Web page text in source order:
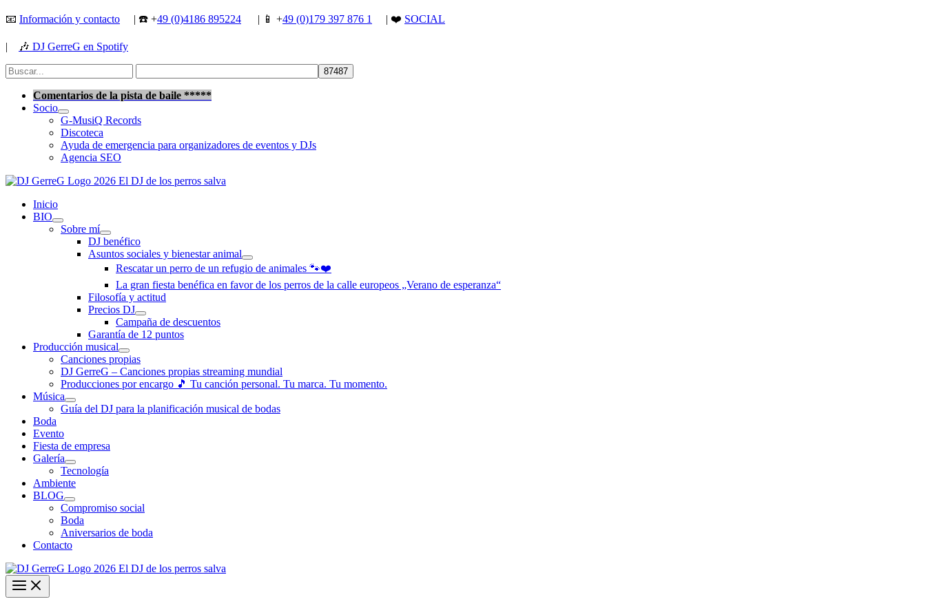
Ir
contenido
📧 Información y contacto | ☎️ +49 (0)4186 895224 | 📱 +49 (0)179 397 876 1 | ❤️ SOCIAL
| 🎶 DJ GerreG en Spotify
Buscar
por:
Comentarios de la pista de baile *****
Socio
G-MusiQ Records
Discoteca
Ayuda de emergencia para organizadores de eventos y DJs
Agencia SEO
Inicio
BIO
Sobre mí
DJ benéfico
Asuntos sociales y bienestar animal
Rescatar un perro de un refugio de animales 🐾❤️
La gran fiesta benéfica en favor de los perros de la calle europeos „Verano de esperanza“
Filosofía y actitud
Precios DJ
Campaña de descuentos
Garantía de 12 puntos
Producción musical
Canciones propias
DJ GerreG – Canciones propias streaming mundial
Producciones por encargo 🎵 Tu canción personal. Tu marca. Tu momento.
Música
Guía del DJ para la planificación musical de bodas
Boda
Evento
Fiesta de empresa
Galería
Tecnología
Ambiente
BLOG
Compromiso social
Boda
Aniversarios de boda
Contacto